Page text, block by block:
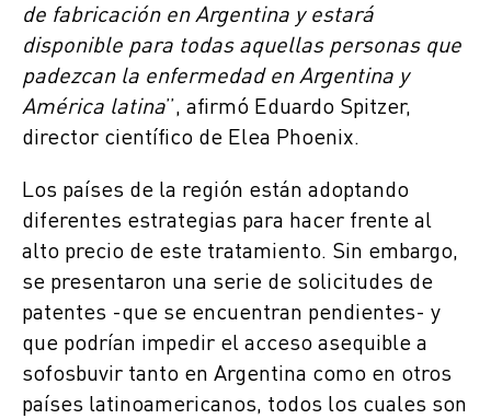
de fabricación en Argentina y estará
disponible para todas aquellas personas que
padezcan la enfermedad en Argentina y
América latina”, afirmó Eduardo Spitzer,
director científico de Elea Phoenix.
Los países de la región están adoptando
diferentes estrategias para hacer frente al
alto precio de este tratamiento. Sin embargo,
se presentaron una serie de solicitudes de
patentes -que se encuentran pendientes- y
que podrían impedir el acceso asequible a
sofosbuvir tanto en Argentina como en otros
países latinoamericanos, todos los cuales son